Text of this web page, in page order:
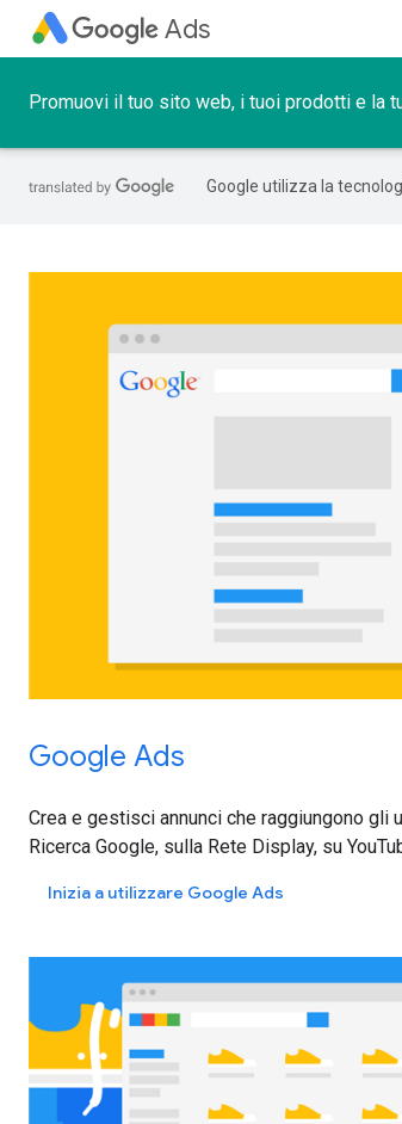
Ads
Promuovi il tuo sito web, i tuoi prodotti e la
Google utilizza la
Google Ads
Crea e gestisci annunci che raggiungono
Ricerca Google, sulla Rete Display, su
Inizia a utilizzare Google Ads